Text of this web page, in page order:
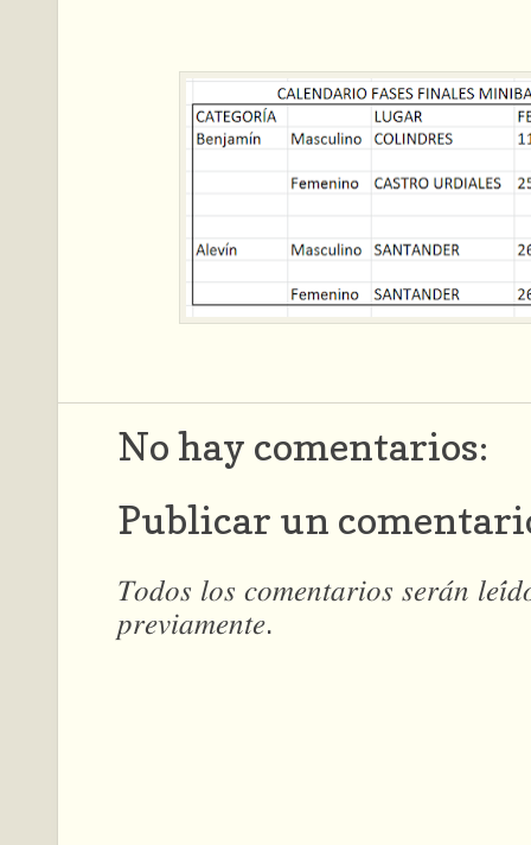
No hay comentarios:
Publicar un
𝑇𝑜𝑑𝑜𝑠 𝑙𝑜𝑠 𝑐𝑜𝑚𝑒𝑛𝑡𝑎𝑟𝑖𝑜𝑠 𝑠𝑒𝑟𝑎́𝑛
𝑝𝑟𝑒𝑣𝑖𝑎𝑚𝑒𝑛𝑡𝑒.